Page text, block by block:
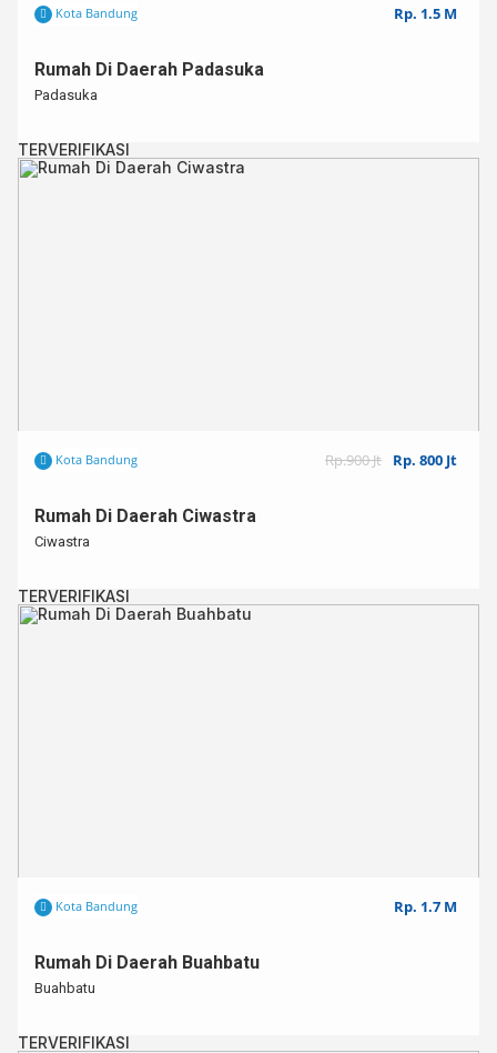
Kota Bandung Rp. 1.5 M
Rumah Di Daerah Padasuka
Padasuka
TERVERIFIKASI
Kota Bandung Rp.900 Jt Rp. 800 Jt
Rumah Di Daerah Ciwastra
Ciwastra
TERVERIFIKASI
Kota Bandung Rp. 1.7 M
Rumah Di Daerah Buahbatu
Buahbatu
TERVERIFIKASI